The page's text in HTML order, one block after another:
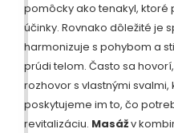
pomôcky ako tenakyl,
účinky. Rovnako dôležité je
harmonizuje s pohybom a
prúdi telom. Často sa
rozhovor s vlastnými
poskytujeme im to, čo
revitalizáciu. Masážv